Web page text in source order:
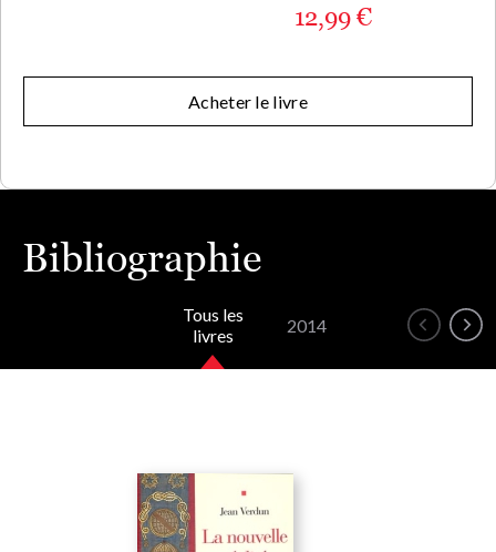
12,99 €
Acheter le livre
Bibliographie
Tous les
livres
2014